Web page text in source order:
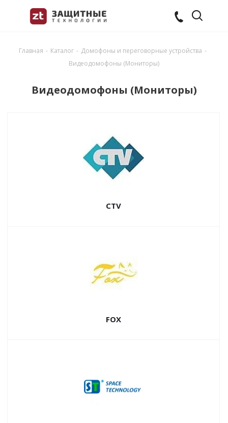
Главная - Каталог - Домофоны и переговорные устройства -
Видеодомофоны (Мониторы)
Видеодомофоны (Мониторы)
CTV
FOX